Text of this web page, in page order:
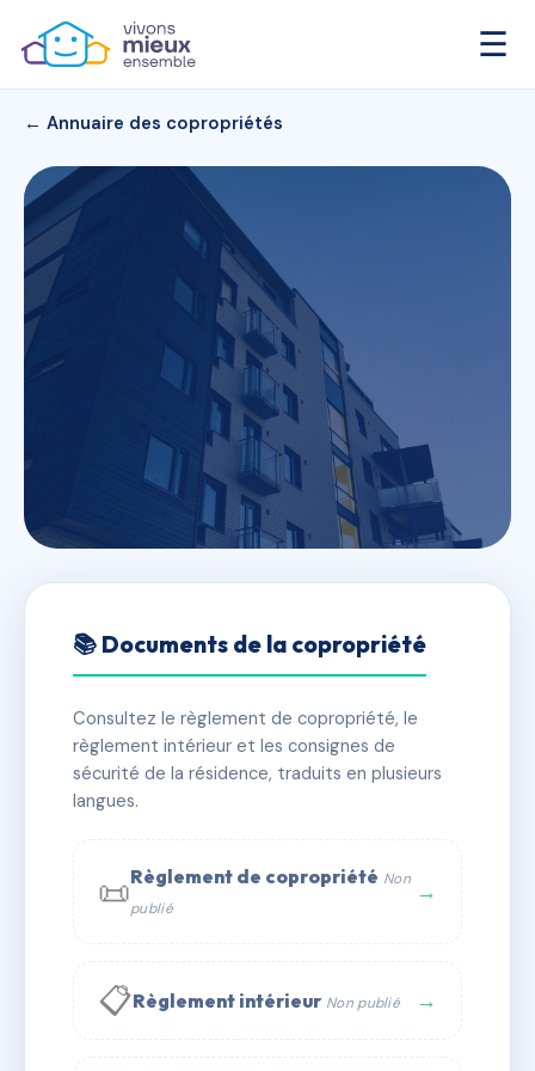
☰
← Annuaire des copropriétés
14 rue de la Fraternité
✓ Immatriculée 🏠 4 lots 🏗 1 bâtiment(s)
📞 Contacter Syndic Digital
📚 Documents de la copropriété
Consultez le règlement de copropriété, le
règlement intérieur et les consignes de
sécurité de la résidence, traduits en plusieurs
langues.
📜Règlement de copropriété Non
publié
→
📋Règlement intérieur Non publié →